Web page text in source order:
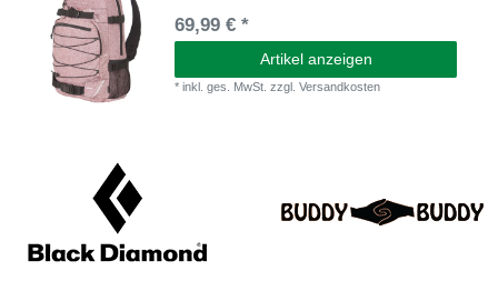
69,99 € *
Artikel anzeigen
*inkl. ges. MwSt. zzgl.Versandkosten